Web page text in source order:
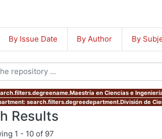
By Issue Date By Author By
en Ciencias e
search.filters.degreedepartment.División de
Results
1 - 10 of 97